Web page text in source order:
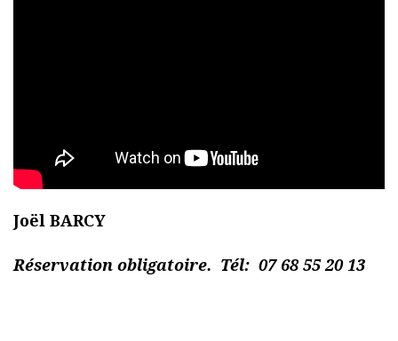
Joël BARCY
Réservation obligatoire. Tél: 07 68 55 20 13